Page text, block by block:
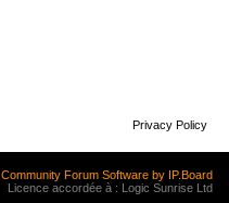
Privacy Policy
Community Forum Software by IP.Board
Licence accordée à : Logic Sunrise Ltd